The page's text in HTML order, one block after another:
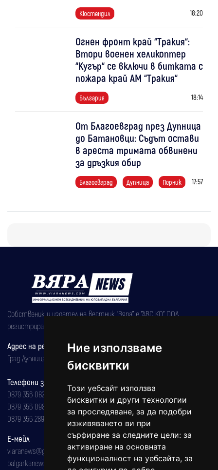
Ние използваме
бисквитки
Този уебсайт използва
бисквитки и други технологии
за проследяване, за да подобри
изживяването ви при
сърфиране за следните цели: за
активиране на основната
функционалност на уебсайта, за
Кюстендил 18:20
Огнен фронт край “Тракия“:
Втори военен хеликоптер
“Кугър“ се включи в битката с
пожара край АМ “Тракия“
България 18:14
От Благоевград през Дупница
до Батановци: Съдът остави
в ареста тримата обвинени
за дръзкия обир
Благоевград Дупница Перник 17:57
Собственик и издател на вестник "Вяра" е "АВС КО" ООД,
регистрирана на 08.05.2002 година.
Адрес на редакцията
Град Дупница, ул.''Христо Ботев" 43
Телефони за реклама и абонаменти
0879 356 082
0879 356 098
0879 356 289
Е-мейл
viaranews@gmail.com
balgarkanews@gmail.com